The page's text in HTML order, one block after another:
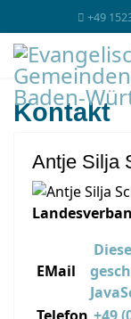
+49
Kontakt
Antje Silja
EMail